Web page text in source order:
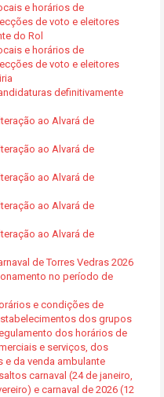
e horários de
de voto e eleitores
do Rol
e horários de
de voto e eleitores
definitivamente
ao Alvará de
ao Alvará de
ao Alvará de
ao Alvará de
ao Alvará de
de Torres Vedras 2026
no período de
e condições de
dos grupos
dos horários de
e serviços, dos
da venda ambulante
carnaval (24 de janeiro,
e carnaval de 2026 (12